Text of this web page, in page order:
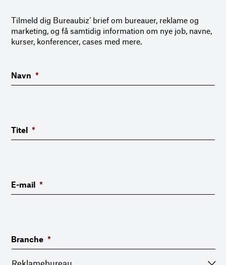
Tilmeld dig Bureaubiz’ brief om bureauer, reklame og
marketing, og få samtidig information om nye job, navne,
kurser, konferencer, cases med mere.
Navn *
Titel *
E-mail *
Branche *